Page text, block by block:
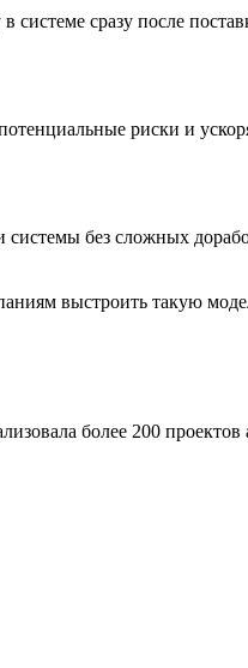
системе сразу после
риски и
без сложных
выстроить такую
более 200 проектов